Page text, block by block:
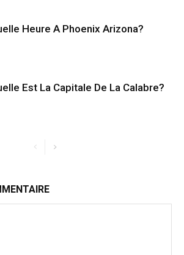
Heure A Phoenix Arizona?
Est La Capitale De La Calabre?